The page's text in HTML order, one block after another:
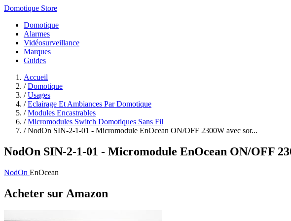
Domotique Store
Domotique
Alarmes
Vidéosurveillance
Marques
Guides
Accueil
/ Domotique
/ Usages
/ Eclairage Et Ambiances Par Domotique
/ Modules Encastrables
/ Micromodules Switch Domotiques Sans Fil
/ NodOn SIN-2-1-01 - Micromodule EnOcean ON/OFF 2300W avec sor...
NodOn SIN-2-1-01 - Micromodule EnOcean ON/OFF
NodOn EnOcean
Acheter sur Amazon